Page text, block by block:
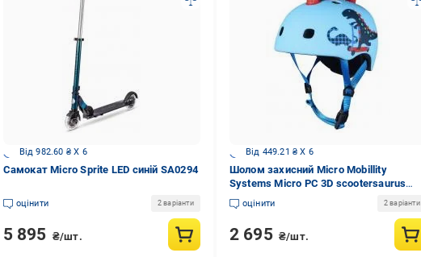
Від 982.60 ₴ X 6
Самокат Micro Sprite LED синій SA0294
оцінити 2 варіанти
5 895 ₴/шт.
Від 449.21 ₴ X 6
Шолом захисний Micro Mobillity
Systems Micro PC 3D scootersaurus
AC2095BX р. M блакитний
оцінити 2 варіанти
2 695 ₴/шт.